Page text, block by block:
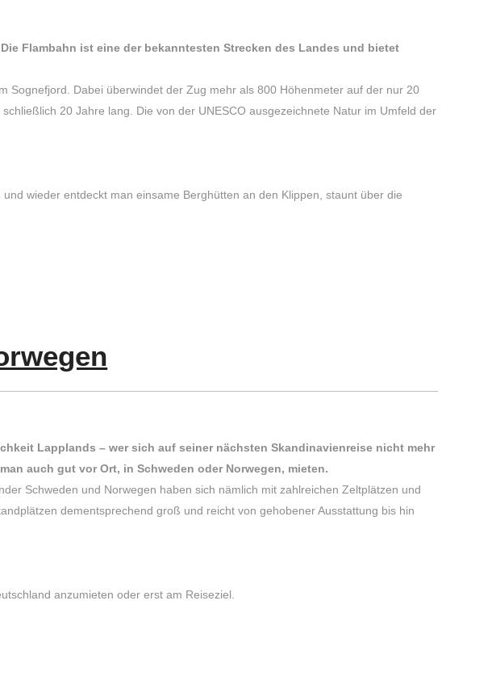
Flambahn ist eine der bekanntesten Strecken des Landes und bietet
Sognefjord. Dabei überwindet der Zug mehr als 800 Höhenmeter auf der nur 20
20 Jahre lang. Die von der UNESCO ausgezeichnete Natur im Umfeld der
wieder entdeckt man einsame Berghütten an den Klippen, staunt über die
Lapplands – wer sich auf seiner nächsten Skandinavienreise nicht mehr
auch gut vor Ort, in Schweden oder Norwegen, mieten.
Schweden und Norwegen haben sich nämlich mit zahlreichen Zeltplätzen und
dementsprechend groß und reicht von gehobener Ausstattung bis hin
anzumieten oder erst am Reiseziel.